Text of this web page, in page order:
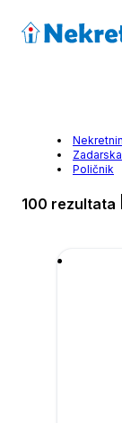
Zadarska
Poličnik
100 rezultata